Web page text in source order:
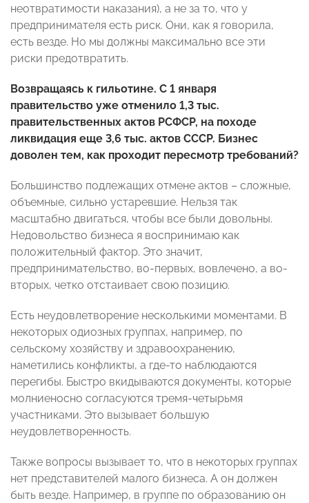
неотвратимости наказания), а не за то, что у
предпринимателя есть риск. Они, как я говорила,
есть везде. Но мы должны максимально все эти
риски предотвратить.
Возвращаясь к гильотине. С 1 января
правительство уже отменило 1,3 тыс.
правительственных актов РСФСР, на походе
ликвидация еще 3,6 тыс. актов СССР. Бизнес
доволен тем, как проходит пересмотр требований?
Большинство подлежащих отмене актов – сложные,
объемные, сильно устаревшие. Нельзя так
масштабно двигаться, чтобы все были довольны.
Недовольство бизнеса я воспринимаю как
положительный фактор. Это значит,
предпринимательство, во-первых, вовлечено, а во-
вторых, четко отстаивает свою позицию.
Есть неудовлетворение несколькими моментами. В
некоторых одиозных группах, например, по
сельскому хозяйству и здравоохранению,
наметились конфликты, а где-то наблюдаются
перегибы. Быстро вкидываются документы, которые
молниеносно согласуются тремя-четырьмя
участниками. Это вызывает большую
неудовлетворенность.
Также вопросы вызывает то, что в некоторых группах
нет представителей малого бизнеса. А он должен
быть везде. Например, в группе по образованию он